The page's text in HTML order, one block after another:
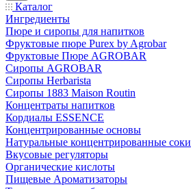
Каталог
Ингредиенты
Пюре и сиропы для напитков
Фруктовые пюре Purex by Agrobar
Фруктовые Пюре AGROBAR
Сиропы AGROBAR
Сиропы Herbarista
Сиропы 1883 Maison Routin
Концентраты напитков
Кордиалы ESSENCE
Концентрированные основы
Натуральные концентрированные соки
Вкусовые регуляторы
Органические кислоты
Пищевые Ароматизаторы